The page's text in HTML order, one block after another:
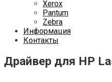
Xerox
Pantum
Zebra
Информация
Контакты
Драйвер для HP